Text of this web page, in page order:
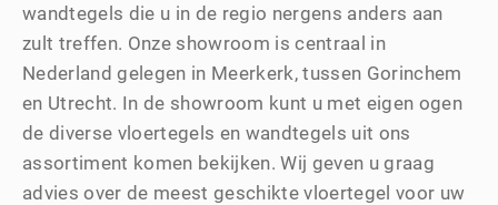
wandtegels die u in de regio nergens anders aan
zult treffen. Onze showroom is centraal in
Nederland gelegen in Meerkerk, tussen Gorinchem
en Utrecht. In de showroom kunt u met eigen ogen
de diverse vloertegels en wandtegels uit ons
assortiment komen bekijken. Wij geven u graag
advies over de meest geschikte vloertegel voor uw